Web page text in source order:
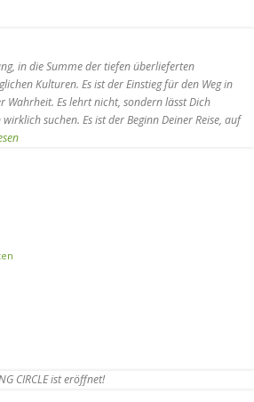
in die Summe der tiefen überlieferten
Kulturen. Es ist der Einstieg für den Weg in
Wahrheit. Es lehrt nicht, sondern lässt Dich
suchen. Es ist der Beginn Deiner Reise, auf
CIRCLE ist eröffnet!